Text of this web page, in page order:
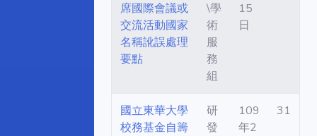
席國際會議或
交流活動國家
名稱訛誤處理
要點
\學
術
服
務
組
15
日
國立東華大學
校務基金自籌
研
發
109
年2
31